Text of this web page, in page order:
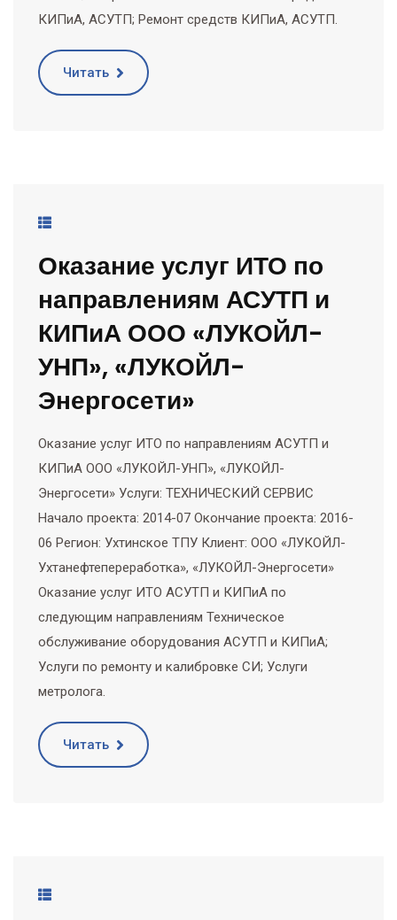
КИПиА, АСУТП; Ремонт средств КИПиА, АСУТП.
Читать
Оказание услуг ИТО по
направлениям АСУТП и
КИПиА ООО «ЛУКОЙЛ-
УНП», «ЛУКОЙЛ-
Энергосети»
Оказание услуг ИТО по направлениям АСУТП и
КИПиА ООО «ЛУКОЙЛ-УНП», «ЛУКОЙЛ-
Энергосети» Услуги: ТЕХНИЧЕСКИЙ СЕРВИС
Начало проекта: 2014-07 Окончание проекта: 2016-
06 Регион: Ухтинское ТПУ Клиент: ООО «ЛУКОЙЛ-
Ухтанефтепереработка», «ЛУКОЙЛ-Энергосети»
Оказание услуг ИТО АСУТП и КИПиА по
следующим направлениям Техническое
обслуживание оборудования АСУТП и КИПиА;
Услуги по ремонту и калибровке СИ; Услуги
метролога.
Читать